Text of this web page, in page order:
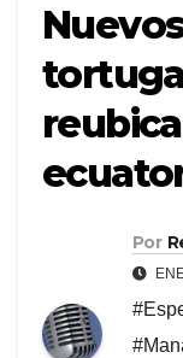
Por